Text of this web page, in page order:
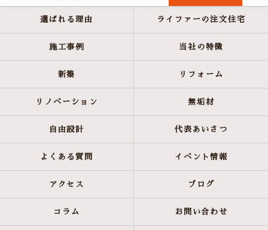
選ばれる理由 ライファーの注文住宅
施工事例 当社の特徴
新築 リフォーム
リノベーション 無垢材
自由設計 代表あいさつ
よくある質問 イベント情報
アクセス ブログ
コラム お問い合わせ